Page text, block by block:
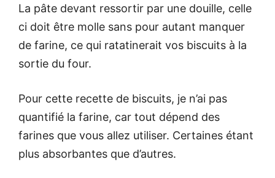
La pâte devant ressortir par une douille, celle
ci doit être molle sans pour autant manquer
de farine, ce qui ratatinerait vos biscuits à la
sortie du four.
Pour cette recette de biscuits, je n’ai pas
quantifié la farine, car tout dépend des
farines que vous allez utiliser. Certaines étant
plus absorbantes que d’autres.